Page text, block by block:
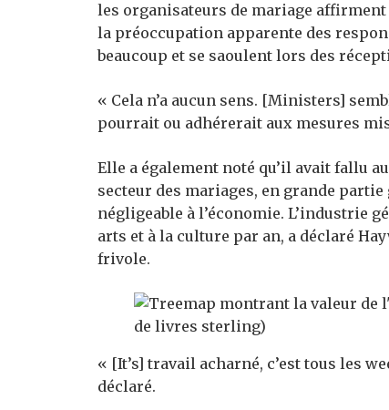
les organisateurs de mariage
la préoccupation apparente des
beaucoup et se saoulent lors des
« Cela n’a aucun sens. [Ministers]
pourrait ou adhérerait aux mesures
Elle a également noté qu’il avait fallu
secteur des mariages, en grande
négligeable à l’économie. L’industrie
arts et à la culture par an, a déclaré
frivole.
« [It’s] travail acharné, c’est tous les
déclaré.